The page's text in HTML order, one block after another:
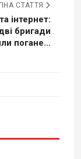
СТАТТЯ
інтернет:
бригади
погане...